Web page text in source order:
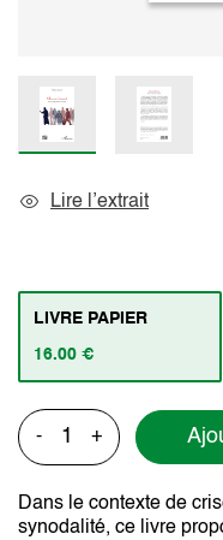
Lire l’extrait
LIVRE PAPIER
16.00 €
- +
Dans le contexte de
synodalité, ce livre